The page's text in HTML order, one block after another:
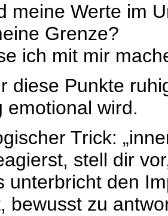
meine Werte im
Grenze?
ich mit mir
diese Punkte
emotional wird.
Trick:
stell dir
unterbricht den
bewusst zu